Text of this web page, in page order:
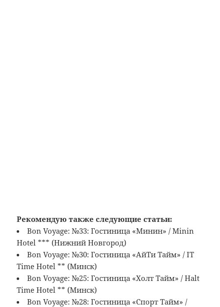
Рекомендую также следующие статьи:
Bon Voyage: №33: Гостиница «Минин» / Minin
Hotel *** (Нижний Новгород)
Bon Voyage: №30: Гостиница «АйТи Тайм» / IT
Time Hotel ** (Минск)
Bon Voyage: №25: Гостиница «Холт Тайм» / Halt
Time Hotel ** (Минск)
Bon Voyage: №28: Гостиница «Спорт Тайм» /